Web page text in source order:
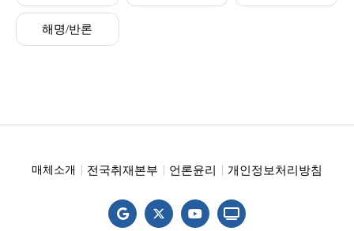
해명/반론
매체소개 전국취재본부 언론윤리 개인정보처리방침